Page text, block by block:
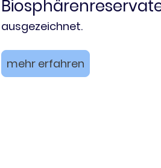
ausgezeichnet.
mehr erfahren